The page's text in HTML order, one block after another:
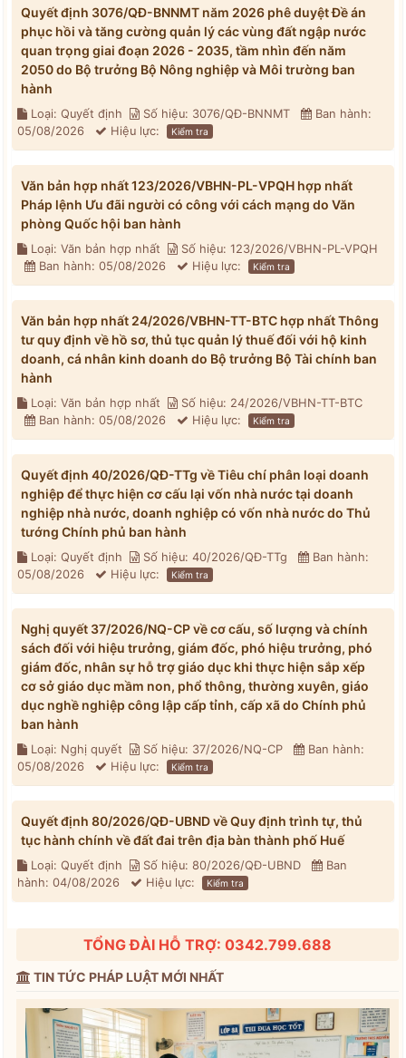
Quyết định 3076/QĐ-BNNMT năm 2026 phê duyệt Đề án
phục hồi và tăng cường quản lý các vùng đất ngập nước
quan trọng giai đoạn 2026 - 2035, tầm nhìn đến năm
2050 do Bộ trưởng Bộ Nông nghiệp và Môi trường ban
hành
Loại: Quyết định Số hiệu: 3076/QĐ-BNNMT
Ban hành:
05/08/2026
Hiệu lực: Kiểm tra
Văn bản hợp nhất 123/2026/VBHN-PL-VPQH hợp nhất
Pháp lệnh Ưu đãi người có công với cách mạng do Văn
phòng Quốc hội ban hành
Loại: Văn bản hợp nhất
Số hiệu: 123/2026/VBHN-PL-VPQH
Ban hành: 05/08/2026
Hiệu lực: Kiểm tra
Văn bản hợp nhất 24/2026/VBHN-TT-BTC hợp nhất Thông
tư quy định về hồ sơ, thủ tục quản lý thuế đối với hộ kinh
doanh, cá nhân kinh doanh do Bộ trưởng Bộ Tài chính ban
hành
Loại: Văn bản hợp nhất
Số hiệu: 24/2026/VBHN-TT-BTC
Ban hành: 05/08/2026
Hiệu lực: Kiểm tra
Quyết định 40/2026/QĐ-TTg về Tiêu chí phân loại doanh
nghiệp để thực hiện cơ cấu lại vốn nhà nước tại doanh
nghiệp nhà nước, doanh nghiệp có vốn nhà nước do Thủ
tướng Chính phủ ban hành
Loại: Quyết định Số hiệu: 40/2026/QĐ-TTg
Ban hành:
05/08/2026
Hiệu lực: Kiểm tra
Nghị quyết 37/2026/NQ-CP về cơ cấu, số lượng và chính
sách đối với hiệu trưởng, giám đốc, phó hiệu trưởng, phó
giám đốc, nhân sự hỗ trợ giáo dục khi thực hiện sắp xếp
cơ sở giáo dục mầm non, phổ thông, thường xuyên, giáo
dục nghề nghiệp công lập cấp tỉnh, cấp xã do Chính phủ
ban hành
Loại: Nghị quyết Số hiệu: 37/2026/NQ-CP
Ban hành:
05/08/2026
Hiệu lực: Kiểm tra
Quyết định 80/2026/QĐ-UBND về Quy định trình tự, thủ
tục hành chính về đất đai trên địa bàn thành phố Huế
Loại: Quyết định Số hiệu: 80/2026/QĐ-UBND
Ban
hành: 04/08/2026
Hiệu lực: Kiểm tra
TỔNG ĐÀI HỖ TRỢ: 0342.799.688
TIN TỨC PHÁP LUẬT MỚI NHẤT